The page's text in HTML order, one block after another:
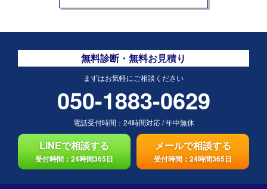
無料診断・無料お見積り
まずはお気軽にご相談ください
050-1883-0629
電話受付時間： 24時間対応/年中無休
LINEで相談する
受付時間：24時間365日
メールで相談する
受付時間：24時間365日